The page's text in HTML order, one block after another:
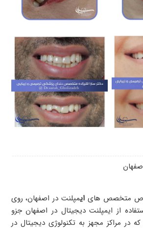
متخصص های ایمپلنت در اصفهان، روی
از ایمپلنت دیجیتال در اصفهان جزو
مراکز مجهز به تکنولوژی دیجیتال در